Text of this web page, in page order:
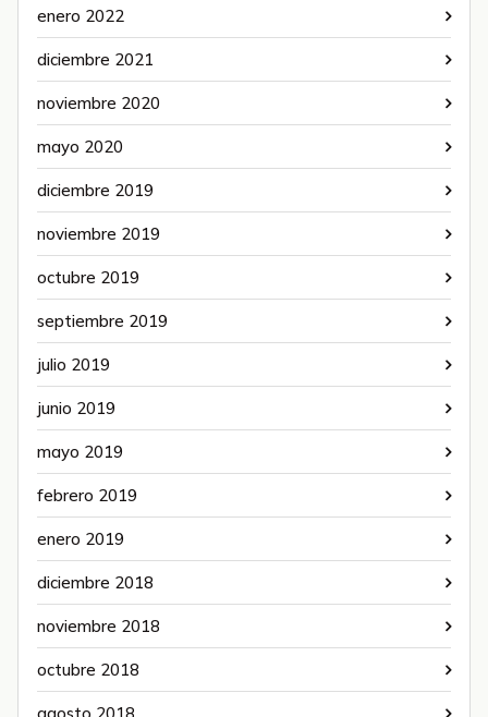
enero 2022
diciembre 2021
noviembre 2020
mayo 2020
diciembre 2019
noviembre 2019
octubre 2019
septiembre 2019
julio 2019
junio 2019
mayo 2019
febrero 2019
enero 2019
diciembre 2018
noviembre 2018
octubre 2018